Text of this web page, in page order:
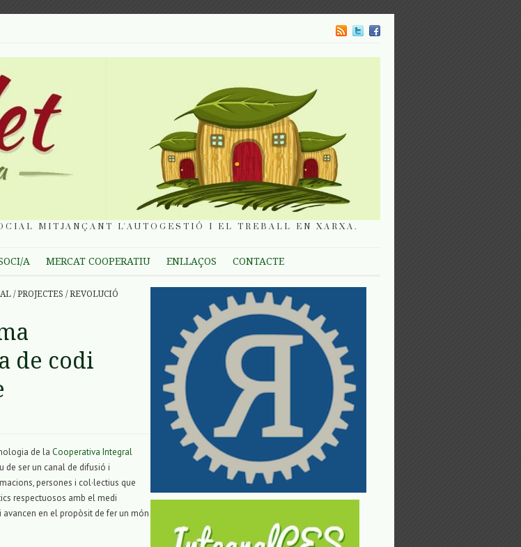
MITJANÇANT L'AUTOGESTIÓ I EL TREBALL EN XARXA.
A MERCAT COOPERATIU ENLLAÇOS CONTACTE
/ PROJECTES / REVOLUCIÓ
de codi
de la Cooperativa Integral
de ser un canal de difusió i
persones i col·lectius que
respectuosos amb el medi
en el propòsit de fer un món